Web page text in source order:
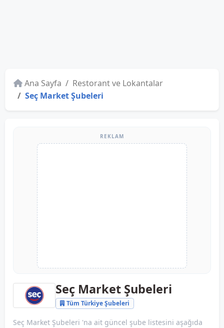
Ana Sayfa
Restorant ve Lokantalar
Seç Market Şubeleri
REKLAM
Seç Market Şubeleri
Tüm Türkiye Şubeleri
Seç Market Şubeleri 'na ait güncel şube listesini aşağıda